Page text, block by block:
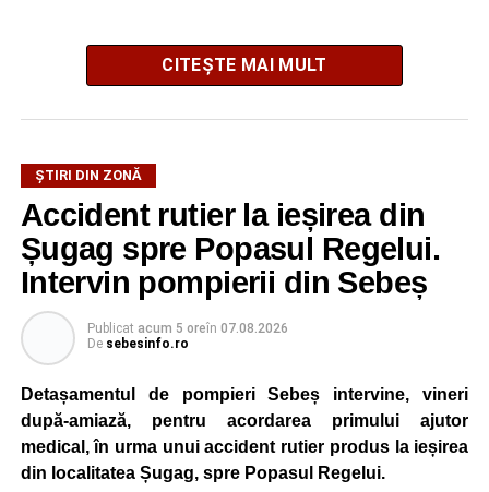
Festivalul este organizat de
Liberi, în parteneriat cuPrimăria Comunei Gârbova
Ordinul Cetății Mühlbach, iar accesul publicului va fi
gratuit pe întreaga durată a manifestării.
Cetatea Greavilor și zona centrală a comunei vor fi
transformate într-un spațiu dedicat Evului Mediu, unde
cavalerești, parade medievale, dansuri săsești și ateliere
interactive de meșteșuguri. Programul va fi completat de
concerte, recitaluri susținute de artiști locali și petreceri cu
DJ organizate în fiecare seară.
CITEȘTE MAI MULT
ȘTIRI DIN ZONĂ
Accident rutier la ieșirea din
Șugag spre Popasul Regelui.
Intervin pompierii din Sebeș
Publicat acum 5 oreîn 07.08.2026
De sebesinfo.ro
Detașamentul de pompieri Sebeș intervine, vineri
după-amiază, pentru acordarea primului ajutor
medical, în urma unui accident rutier produs la ieșirea
din localitatea Șugag, spre Popasul Regelui.